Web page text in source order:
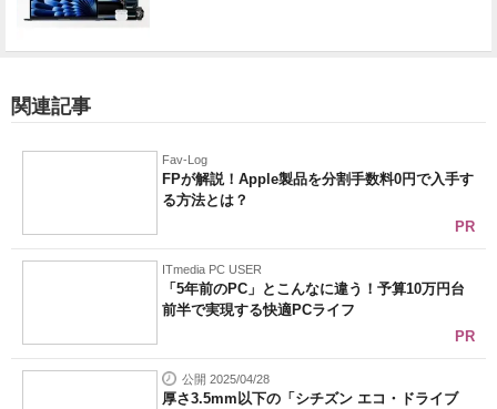
関連記事
Fav-Log
FPが解説！Apple製品を分割手数料0円で入手す
る方法とは？
PR
ITmedia PC USER
「5年前のPC」とこんなに違う！予算10万円台
前半で実現する快適PCライフ
PR
公開 2025/04/28
厚さ3.5mm以下の「シチズン エコ・ドライブ